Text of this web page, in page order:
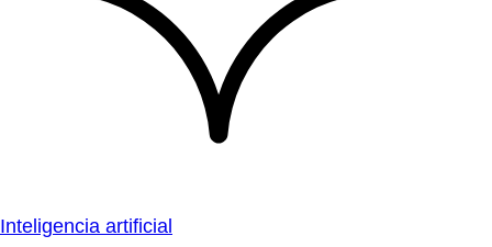
Inteligencia artificial